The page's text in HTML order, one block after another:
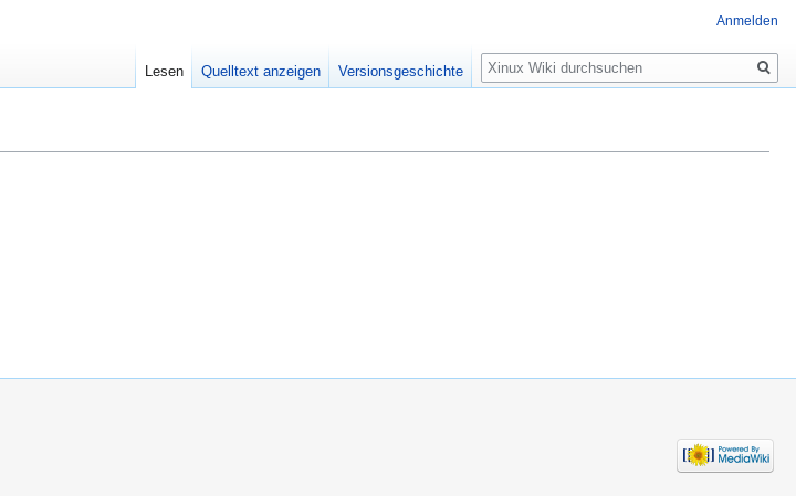
Anmelden
Lesen Quelltext anzeigen Versionsgeschichte
Suche